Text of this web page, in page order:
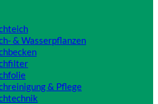
& Wasserpflanzen
& Pflege